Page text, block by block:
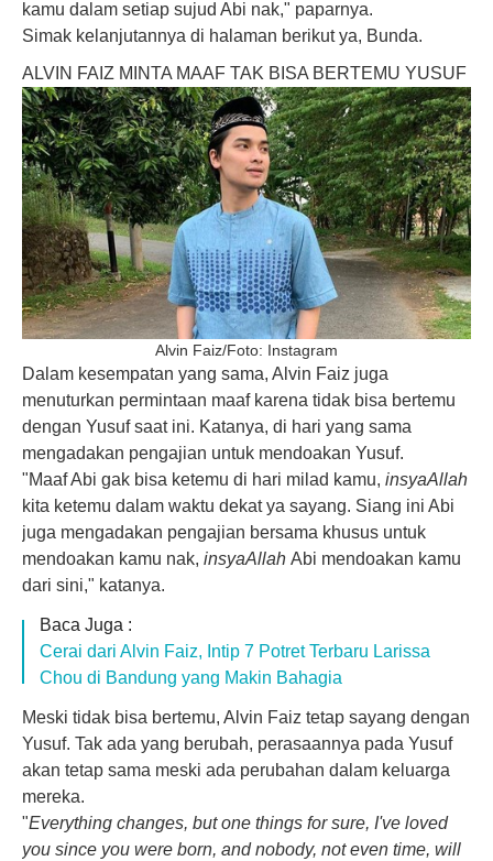
kamu dalam setiap sujud Abi nak," paparnya.
Simak kelanjutannya di halaman berikut ya, Bunda.
ALVIN FAIZ MINTA MAAF TAK BISA BERTEMU YUSUF
Alvin Faiz/Foto: Instagram
Dalam kesempatan yang sama, Alvin Faiz juga
menuturkan permintaan maaf karena tidak bisa bertemu
dengan Yusuf saat ini. Katanya, di hari yang sama
mengadakan pengajian untuk mendoakan Yusuf.
"Maaf Abi gak bisa ketemu di hari milad kamu, insyaAllah
kita ketemu dalam waktu dekat ya sayang. Siang ini Abi
juga mengadakan pengajian bersama khusus untuk
mendoakan kamu nak, insyaAllah Abi mendoakan kamu
dari sini," katanya.
Baca Juga :
Cerai dari Alvin Faiz, Intip 7 Potret Terbaru Larissa
Chou di Bandung yang Makin Bahagia
Meski tidak bisa bertemu, Alvin Faiz tetap sayang dengan
Yusuf. Tak ada yang berubah, perasaannya pada Yusuf
akan tetap sama meski ada perubahan dalam keluarga
mereka.
"Everything changes, but one things for sure, I've loved
you since you were born, and nobody, not even time, will